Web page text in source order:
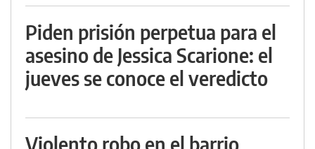
Piden prisión perpetua para el
asesino de Jessica Scarione: el
jueves se conoce el veredicto
Violento robo en el barrio